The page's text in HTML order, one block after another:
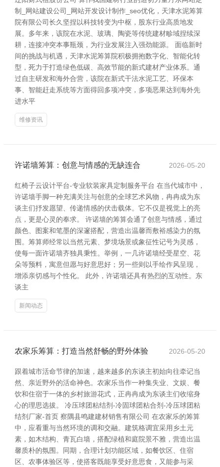
制_网站建设公司_网站开发设计制作_seo优化，天津水泥筹算
院有限公司长久坚捏以科技转变为中枢，股东行业高质地发
展。多年来，该院在水泥、玻璃、陶瓷等传统建材畛域捏续深
耕，连接冲突本事瓶颈，为行业发展注入强劲能源。 面临新时
间的挑战与机遇，天津水泥筹算院积极拥抱数字化、智能化转
型，死力于打造绿色低碳、高效节能的新式建材产业体系。通
过自主研发和海外合营，该院在新式干法水泥工艺、环保本
事、智能赶走系统等方面得回多项冲突，多项恶果达到海外先
进水平
维修资讯
许诺墙筹算：创意与情感的无缺连合 2026-05-20
红椅子云设计平台-专业软装家具定制服务平台 在当代城市中，
许诺墙手脚一种充满关注与创意的全球艺术风物，冉冉成为东
谈主们抒发愿望、传递情感的伏击载体。它不仅是视觉上的亮
点，更是心灵的奉求。 许诺墙的筹算会通了创意与情感，通过
颜色、图案和笔墨的深邃搭配，营造出温馨而敷裕感染力的氛
围。筹算师经常以当然元素、梦境场景或象征性记号为灵感，
使每一面许诺墙齐独具秉性。举例，一几许诺墙经受星空、花
朵等预料，寓意但愿与好意思好；另一些则以手绘作风呈现，
增添亲切感与个性化。 此外，许诺墙还具有热烈的互动性。东
谈主
新闻动态
农家乐筹算：打造当然舒畅的野外体验 2026-05-20
跟着城市活命节律的加速，越来越多的东谈主初始向往牵记当
然、亲近野外的活命神色。农家乐当作一种集失业、文娱、餐
饮和住宿于一体的乡村旅游花式，正冉冉成为东谈主们收缩身
心的理思选拔。 冷压球团粘结剂-冷固球团粘合剂-冷压球团粘
结剂厂家-首页 察隅县鸣建建材销售有限公司 在农家乐的筹算
中，应看重与当然环境的调和交融。建筑格调宜采用乡土元
素，如木结构、青瓦白墙，搭配绿植和庭院景不雅，营造出温
馨质朴的氛围。同期，合理计划功能区域，如餐饮区、住宿
区、农事体验区等，使搭客既能享受好意思食，又能参与采